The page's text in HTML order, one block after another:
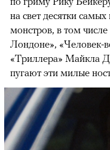
на свет десятки
монстров, в том
Лондоне», «Человек-
«Триллера» Майкла
пугают эти милые